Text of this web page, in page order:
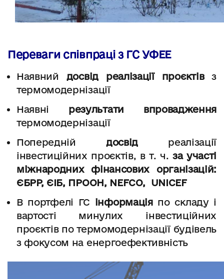
Переваги cпівпраці з ГС УФЕЕ
Наявний досвід реалізації проєктівз
термомодернізації
Наявні результати впровадження
термомодернізації
Попередній досвід реалізації
інвестиційних проєктів, в т. ч.за участі
міжнародних фінансових організацій:
ЄБРР, ЄІБ, ПРООН, NEFCO, UNICEF
В портфелі ГС інформація по складу і
вартості минулих інвестиційних
проєктів по термомодернізації будівель
з фокусом на енергоефективність